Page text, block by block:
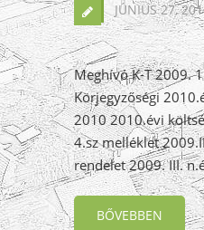
JÚNIUS 27,
Meghívó K-T 2009.
Körjegyzőségi
2010 2010.évi
4.sz melléklet
rendelet 2009. III.
BŐVEBBEN